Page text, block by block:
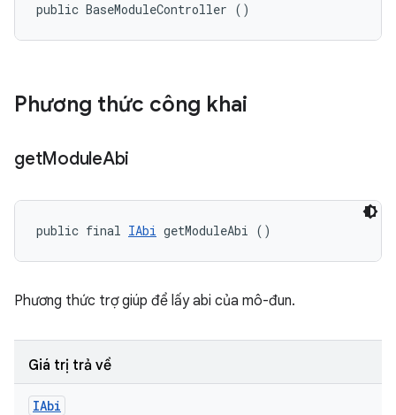
public BaseModuleController ()
Phương thức công khai
getModuleAbi
public final IAbi getModuleAbi ()
Phương thức trợ giúp để lấy abi của mô-đun.
Giá trị trả về
IAbi